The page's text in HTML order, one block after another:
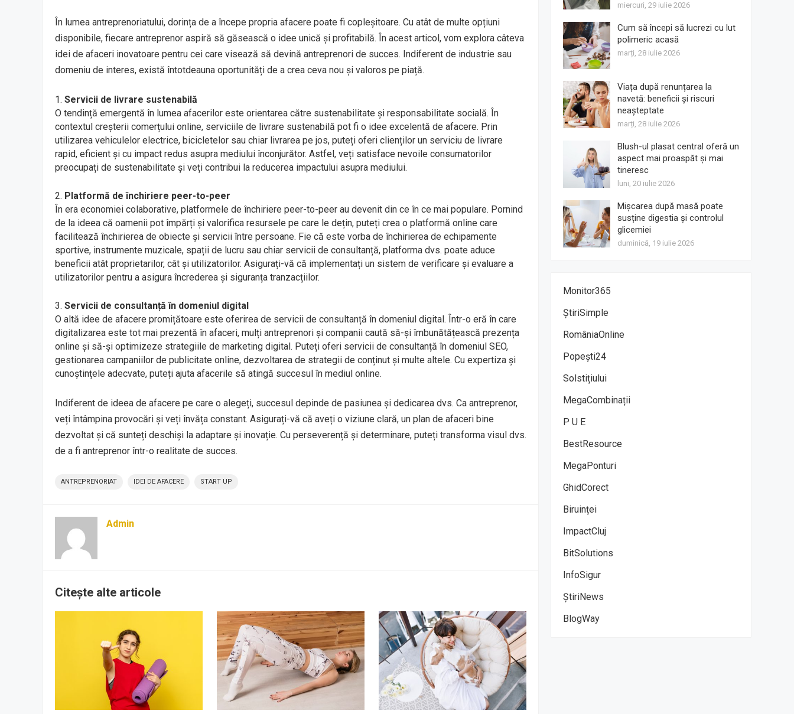
În lumea antreprenoriatului, dorința de a începe propria afacere poate fi copleșitoare. Cu atât de multe opțiuni
disponibile, fiecare antreprenor aspiră să găsească o idee unică și profitabilă. În acest articol, vom explora câteva
idei de afaceri inovatoare pentru cei care visează să devină antreprenori de succes. Indiferent de industrie sau
domeniu de interes, există întotdeauna oportunități de a crea ceva nou și valoros pe piață.
Servicii de livrare sustenabilă
O tendință emergentă în lumea afacerilor este orientarea către sustenabilitate și responsabilitate socială. În
contextul creșterii comerțului online, serviciile de livrare sustenabilă pot fi o idee excelentă de afacere. Prin
utilizarea vehiculelor electrice, bicicletelor sau chiar livrarea pe jos, puteți oferi clienților un serviciu de livrare
rapid, eficient și cu impact redus asupra mediului înconjurător. Astfel, veți satisface nevoile consumatorilor
preocupați de sustenabilitate și veți contribui la reducerea impactului asupra mediului.
Platformă de închiriere peer-to-peer
În era economiei colaborative, platformele de închiriere peer-to-peer au devenit din ce în ce mai populare. Pornind
de la ideea că oamenii pot împărți și valorifica resursele pe care le dețin, puteți crea o platformă online care
facilitează închirierea de obiecte și servicii între persoane. Fie că este vorba de închirierea de echipamente
sportive, instrumente muzicale, spații de lucru sau chiar servicii de consultanță, platforma dvs. poate aduce
beneficii atât proprietarilor, cât și utilizatorilor. Asigurați-vă că implementați un sistem de verificare și evaluare a
utilizatorilor pentru a asigura încrederea și siguranța tranzacțiilor.
Servicii de consultanță în domeniul digital
O altă idee de afacere promițătoare este oferirea de servicii de consultanță în domeniul digital. Într-o eră în care
digitalizarea este tot mai prezentă în afaceri, mulți antreprenori și companii caută să-și îmbunătățească prezența
online și să-și optimizeze strategiile de marketing digital. Puteți oferi servicii de consultanță în domeniul SEO,
gestionarea campaniilor de publicitate online, dezvoltarea de strategii de conținut și multe altele. Cu expertiza și
cunoștințele adecvate, puteți ajuta afacerile să atingă succesul în mediul online.
Indiferent de ideea de afacere pe care o alegeți, succesul depinde de pasiunea și dedicarea dvs. Ca antreprenor,
veți întâmpina provocări și veți învăța constant. Asigurați-vă că aveți o viziune clară, un plan de afaceri bine
dezvoltat și că sunteți deschiși la adaptare și inovație. Cu perseverență și determinare, puteți transforma visul dvs.
de a fi antreprenor într-o realitate de succes.
ANTREPRENORIAT IDEI DE AFACERE START UP
Admin
Citește alte articole
miercuri, 29 iulie 2026
Cum să începi să lucrezi cu lut
polimeric acasă
marți, 28 iulie 2026
Viața după renunțarea la
navetă: beneficii și riscuri
neașteptate
marți, 28 iulie 2026
Blush-ul plasat central oferă un
aspect mai proaspăt și mai
tineresc
luni, 20 iulie 2026
Mișcarea după masă poate
susține digestia și controlul
glicemiei
duminică, 19 iulie 2026
Monitor365
ȘtiriSimple
RomâniaOnline
Popești24
Solstițiului
MegaCombinații
P U E
BestResource
MegaPonturi
GhidCorect
Biruinței
ImpactCluj
BitSolutions
InfoSigur
ȘtiriNews
BlogWay